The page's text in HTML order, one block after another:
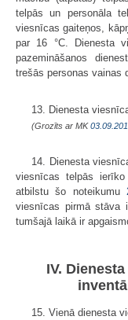
telpās un personāla
viesnīcas gaiteņos,
par 16 °C. Dienesta
pazemināšanos
trešās personas vainas
13. Dienesta
(Grozīts ar MK
14. Dienesta
viesnīcas telpās
atbilstu šo noteikumu
viesnīcas pirmā stāva
tumšajā laikā ir
IV.
15. Vienā dienesta